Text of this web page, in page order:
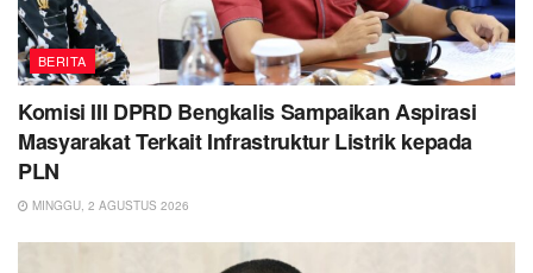
BERITA
Komisi III DPRD Bengkalis Sampaikan Aspirasi
Masyarakat Terkait Infrastruktur Listrik kepada
PLN
MINGGU, 2 AGUSTUS 2026